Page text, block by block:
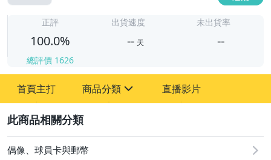
正評
100.0%
總評價 1626
出貨速度
-- 天
未出貨率
--
首頁主打 商品分類
圖書/影音/文具
成人專區
直播影片
偶像、球員卡與郵幣